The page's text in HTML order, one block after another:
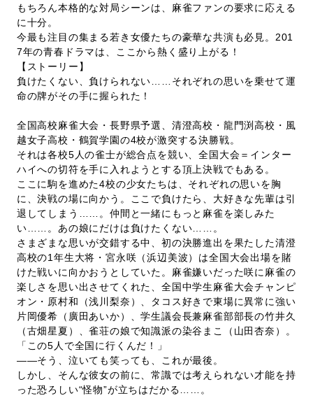
もちろん本格的な対局シーンは、麻雀ファンの要求に応える
に十分。
今最も注目の集まる若き女優たちの豪華な共演も必見。201
7年の青春ドラマは、ここから熱く盛り上がる！
【ストーリー】
負けたくない、負けられない……それぞれの思いを乗せて運
命の牌がその手に握られた！
全国高校麻雀大会・長野県予選、清澄高校・龍門渕高校・風
越女子高校・鶴賀学園の4校が激突する決勝戦。
それは各校5人の雀士が総合点を競い、全国大会＝インター
ハイへの切符を手に入れようとする頂上決戦でもある。
ここに駒を進めた4校の少女たちは、それぞれの思いを胸
に、決戦の場に向かう。ここで負けたら、大好きな先輩は引
退してしまう……。仲間と一緒にもっと麻雀を楽しみた
い……。あの娘にだけは負けたくない……。
さまざまな思いが交錯する中、初の決勝進出を果たした清澄
高校の1年生大将・宮永咲（浜辺美波）は全国大会出場を賭
けた戦いに向かおうとしていた。麻雀嫌いだった咲に麻雀の
楽しさを思い出させてくれた、全国中学生麻雀大会チャンピ
オン・原村和（浅川梨奈）、タコス好きで東場に異常に強い
片岡優希（廣田あいか）、学生議会長兼麻雀部部長の竹井久
（古畑星夏）、雀荘の娘で知識派の染谷まこ（山田杏奈）。
「この5人で全国に行くんだ！」
――そう、泣いても笑っても、これが最後。
しかし、そんな彼女の前に、常識では考えられない才能を持
った恐ろしい“怪物”が立ちはだかる……。